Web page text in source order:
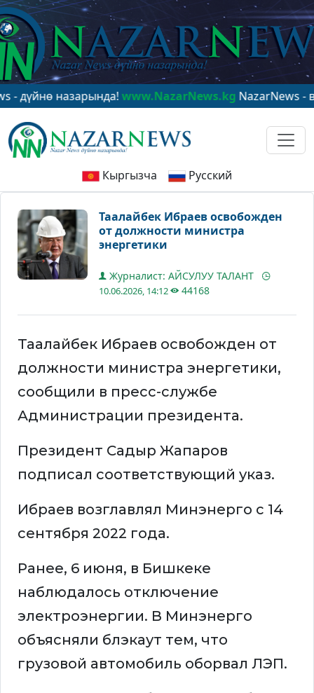
назарында!www.NazarNews.kgNazarNews - в
Кыргызча Русский
Таалайбек Ибраев освобожден
от должности министра
энергетики
Журналист: АЙСУЛУУ ТАЛАНТ
10.06.2026, 14:12 44168
Таалайбек Ибраев освобожден от
должности министра энергетики,
сообщили в пресс-службе
Администрации президента.
Президент Садыр Жапаров
подписал соответствующий указ.
Ибраев возглавлял Минэнерго с 14
сентября 2022 года.
Ранее, 6 июня, в Бишкеке
наблюдалось отключение
электроэнергии. В Минэнерго
объясняли блэкаут тем, что
грузовой автомобиль оборвал ЛЭП.